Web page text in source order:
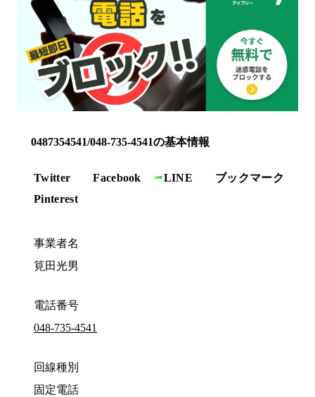
0487354541/048-735-4541の基本情報
Twitter Facebook LINE
ブックマーク
Pinterest
事業者名
筧田光男
電話番号
048-735-4541
回線種別
固定電話